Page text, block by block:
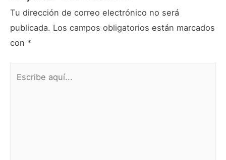
Tu dirección de correo electrónico no será
publicada. Los campos obligatorios están marcados
con *